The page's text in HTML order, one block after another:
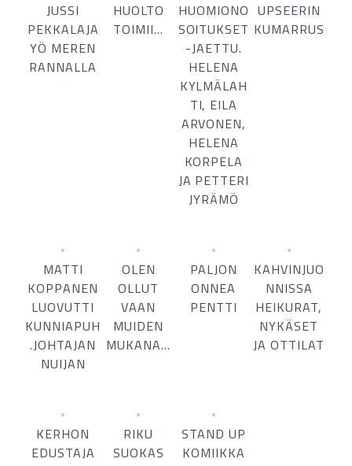
JUSSI
PEKKALAJA
YÖ MEREN
RANNALLA
HUOLTO
TOIMII…
HUOMIONO
SOITUKSET
-JAETTU.
HELENA
KYLMÄLAH
TI, EILA
ARVONEN,
HELENA
KORPELA
JA PETTERI
JYRÄMÖ
UPSEERIN
KUMARRUS
MATTI
KOPPANEN
LUOVUTTI
KUNNIAPUH
.JOHTAJAN
NUIJAN
OLEN
OLLUT
VAAN
MUIDEN
MUKANA…
PALJON
ONNEA
PENTTI
KAHVINJUO
NNISSA
HEIKURAT,
NYKÄSET
JA OTTILAT
KERHON
EDUSTAJA
RIKU
SUOKAS
STAND UP
KOMIIKKA